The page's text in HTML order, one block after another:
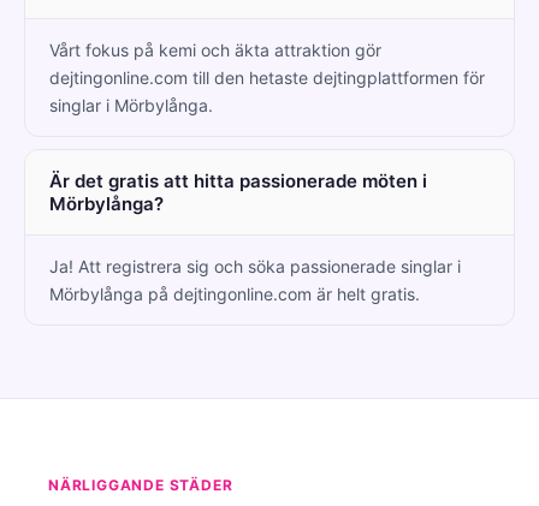
Vårt fokus på kemi och äkta attraktion gör
dejtingonline.com till den hetaste dejtingplattformen för
singlar i Mörbylånga.
Är det gratis att hitta passionerade möten i
Mörbylånga?
Ja! Att registrera sig och söka passionerade singlar i
Mörbylånga på dejtingonline.com är helt gratis.
NÄRLIGGANDE STÄDER